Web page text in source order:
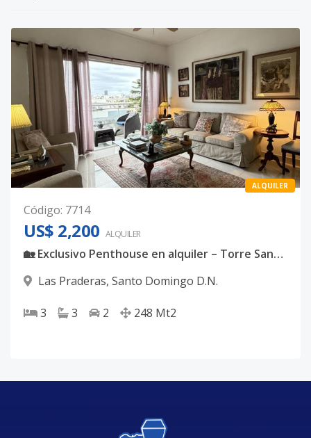
ALQUILER
Código: 7714
US$ 2,200 ALQUILER
🏡 Exclusivo Penthouse en alquiler – Torre Santorini I, El Millón
Las Praderas, Santo Domingo D.N.
3 3 2 248 Mt2